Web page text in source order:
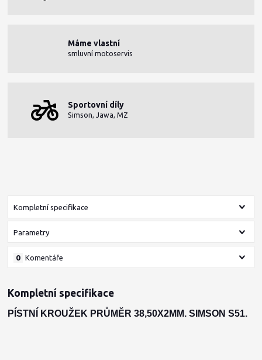
Máme vlastní
smluvní motoservis
Sportovní díly
Simson, Jawa, MZ
Kompletní specifikace
Parametry
Komentáře
0
Kompletní specifikace
PÍSTNÍ KROUŽEK PRŮMĚR 38,50X2MM. SIMSON S51.